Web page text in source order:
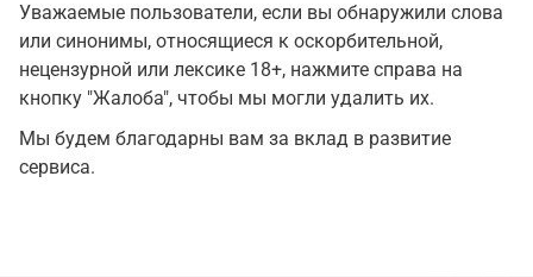
Уважаемые пользователи, если вы обнаружили слова
или синонимы, относящиеся к оскорбительной,
нецензурной или лексике 18+, нажмите справа на
кнопку "Жалоба", чтобы мы могли удалить их.
Мы будем благодарны вам за вклад в развитие
сервиса.